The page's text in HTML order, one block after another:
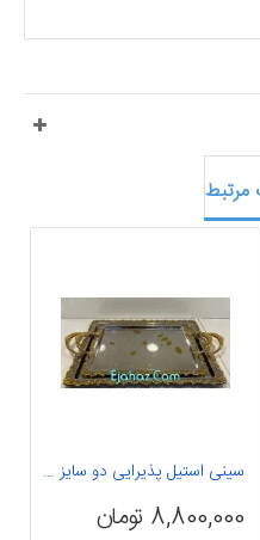
سینی استیل پذیرایی دو سایز وارداتی مستطیل
8,800,000 تومان